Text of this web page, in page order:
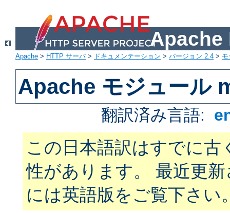
Apache
Apache > HTTP サーバ> ドキュメンテーション > バージョン 2.4 >
Apache モジュール
翻訳済み言語:
この日本語訳はすでに古
性があります。 最近更
には英語版をご覧下さい